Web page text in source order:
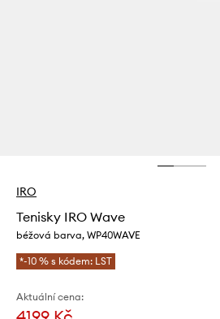
IRO
Tenisky IRO Wave
béžová barva, WP40WAVE
*-10 % s kódem: LST
Aktuální cena: